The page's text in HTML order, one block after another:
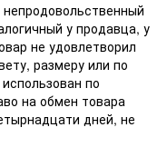
у продавца, у
не удовлетворил
размеру или по
по
на обмен товара
дней, не